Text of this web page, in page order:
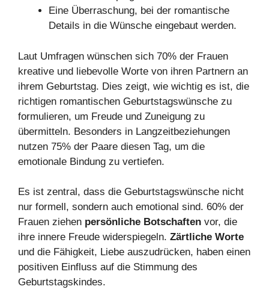
Eine Überraschung, bei der romantische
Details in die Wünsche eingebaut werden.
Laut Umfragen wünschen sich 70% der Frauen
kreative und liebevolle Worte von ihren Partnern an
ihrem Geburtstag. Dies zeigt, wie wichtig es ist, die
richtigen romantischen Geburtstagswünsche zu
formulieren, um Freude und Zuneigung zu
übermitteln. Besonders in Langzeitbeziehungen
nutzen 75% der Paare diesen Tag, um die
emotionale Bindung zu vertiefen.
Es ist zentral, dass die Geburtstagswünsche nicht
nur formell, sondern auch emotional sind. 60% der
Frauen ziehen persönliche Botschaften vor, die
ihre innere Freude widerspiegeln. Zärtliche Worte
und die Fähigkeit, Liebe auszudrücken, haben einen
positiven Einfluss auf die Stimmung des
Geburtstagskindes.